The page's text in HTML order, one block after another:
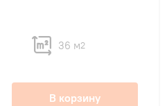
36 м2
В корзину